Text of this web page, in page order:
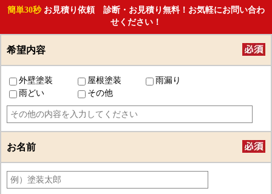
簡単30秒 お見積り依頼 診断・お見積り無料！お気軽にお問い合わ
せください！
希望内容
外壁塗装 屋根塗装
雨漏り
雨どい
その他
お名前